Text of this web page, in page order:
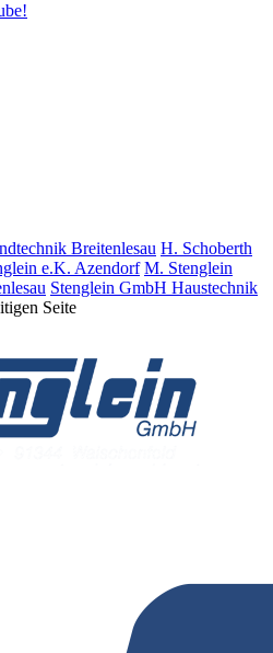
Breitenlesau H. Schoberth
e.K. Azendorf M. Stenglein
Stenglein GmbH Haustechnik
Seite